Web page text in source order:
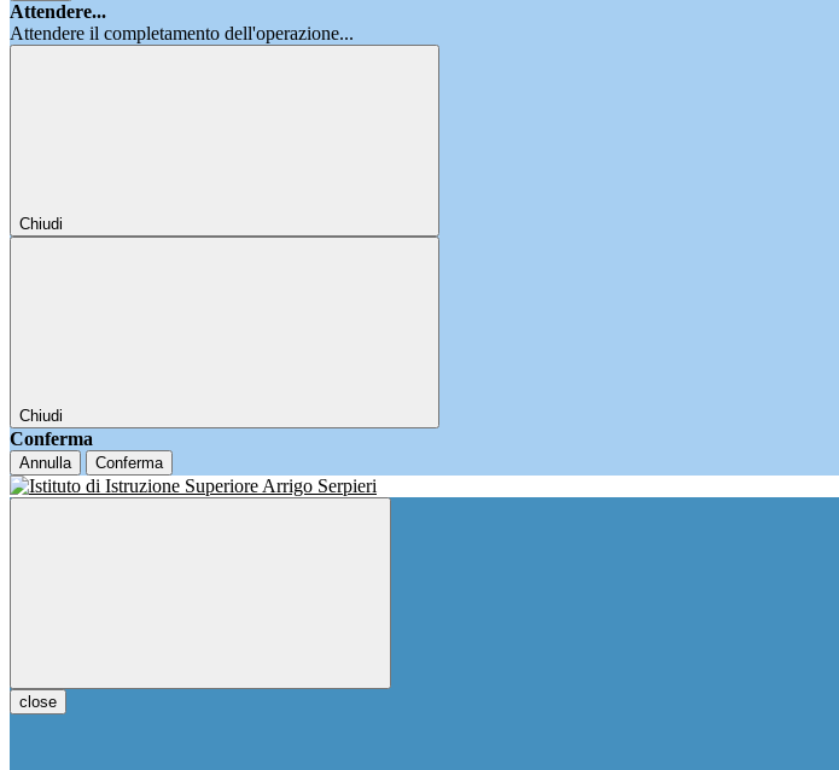
Attendere...
Attendere il completamento dell'operazione...
Chiudi
Chiudi
Conferma
Annulla Conferma
close